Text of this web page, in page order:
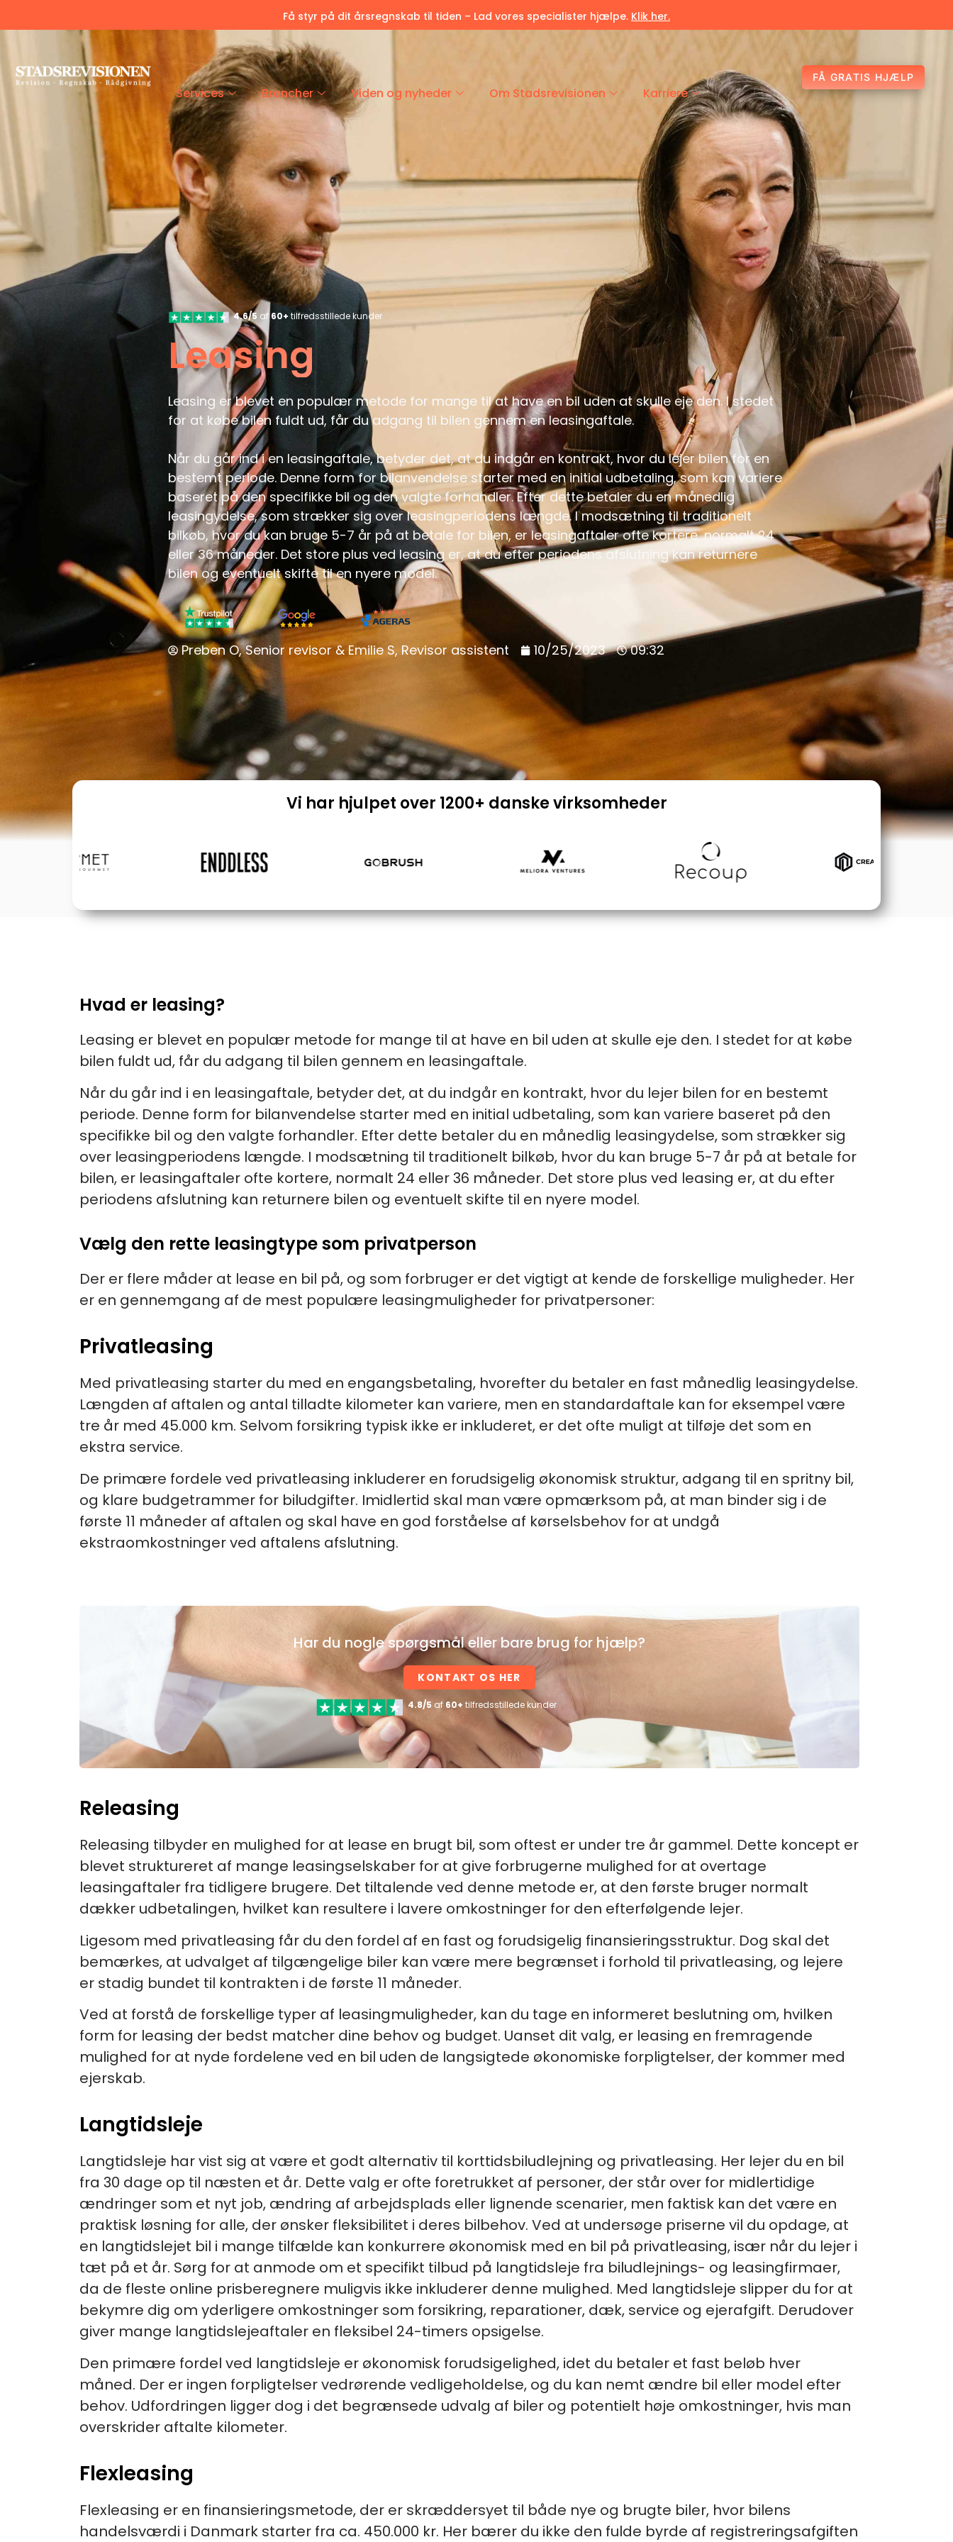
Få styr på dit årsregnskab til tiden – Lad vores specialister hjælpe. Klik her.
Services Brancher Viden og nyheder Om Stadsrevisionen Karriere
FÅ GRATIS HJÆLP
4.6/5 af60+ tilfredsstillede kunder
Leasing
Leasing er blevet en populær metode for mange til at have en bil uden at skulle eje den. I stedet
for at købe bilen fuldt ud, får du adgang til bilen gennem en leasingaftale.
Når du går ind i en leasingaftale, betyder det, at du indgår en kontrakt, hvor du lejer bilen for en
bestemt periode. Denne form for bilanvendelse starter med en initial udbetaling, som kan variere
baseret på den specifikke bil og den valgte forhandler. Efter dette betaler du en månedlig
leasingydelse, som strækker sig over leasingperiodens længde. I modsætning til traditionelt
bilkøb, hvor du kan bruge 5-7 år på at betale for bilen, er leasingaftaler ofte kortere, normalt 24
eller 36 måneder. Det store plus ved leasing er, at du efter periodens afslutning kan returnere
bilen og eventuelt skifte til en nyere model.
Preben O, Senior revisor & Emilie S, Revisor assistent 10/25/2023 09:32
Vi har hjulpet over 1200+ danske virksomheder
Hvad er leasing?
Leasing er blevet en populær metode for mange til at have en bil uden at skulle eje den. I stedet for at købe
bilen fuldt ud, får du adgang til bilen gennem en leasingaftale.
Når du går ind i en leasingaftale, betyder det, at du indgår en kontrakt, hvor du lejer bilen for en bestemt
periode. Denne form for bilanvendelse starter med en initial udbetaling, som kan variere baseret på den
specifikke bil og den valgte forhandler. Efter dette betaler du en månedlig leasingydelse, som strækker sig
over leasingperiodens længde. I modsætning til traditionelt bilkøb, hvor du kan bruge 5-7 år på at betale for
bilen, er leasingaftaler ofte kortere, normalt 24 eller 36 måneder. Det store plus ved leasing er, at du efter
periodens afslutning kan returnere bilen og eventuelt skifte til en nyere model.
Vælg den rette leasingtype som privatperson
Der er flere måder at lease en bil på, og som forbruger er det vigtigt at kende de forskellige muligheder. Her
er en gennemgang af de mest populære leasingmuligheder for privatpersoner:
Privatleasing
Med privatleasing starter du med en engangsbetaling, hvorefter du betaler en fast månedlig leasingydelse.
Længden af aftalen og antal tilladte kilometer kan variere, men en standardaftale kan for eksempel være
tre år med 45.000 km. Selvom forsikring typisk ikke er inkluderet, er det ofte muligt at tilføje det som en
ekstra service.
De primære fordele ved privatleasing inkluderer en forudsigelig økonomisk struktur, adgang til en spritny bil,
og klare budgetrammer for biludgifter. Imidlertid skal man være opmærksom på, at man binder sig i de
første 11 måneder af aftalen og skal have en god forståelse af kørselsbehov for at undgå
ekstraomkostninger ved aftalens afslutning.
Har du nogle spørgsmål eller bare brug for hjælp?
KONTAKT OS HER
4.8/5 af 60+ tilfredsstillede kunder
Releasing
Releasing tilbyder en mulighed for at lease en brugt bil, som oftest er under tre år gammel. Dette koncept er
blevet struktureret af mange leasingselskaber for at give forbrugerne mulighed for at overtage
leasingaftaler fra tidligere brugere. Det tiltalende ved denne metode er, at den første bruger normalt
dækker udbetalingen, hvilket kan resultere i lavere omkostninger for den efterfølgende lejer.
Ligesom med privatleasing får du den fordel af en fast og forudsigelig finansieringsstruktur. Dog skal det
bemærkes, at udvalget af tilgængelige biler kan være mere begrænset i forhold til privatleasing, og lejere
er stadig bundet til kontrakten i de første 11 måneder.
Ved at forstå de forskellige typer af leasingmuligheder, kan du tage en informeret beslutning om, hvilken
form for leasing der bedst matcher dine behov og budget. Uanset dit valg, er leasing en fremragende
mulighed for at nyde fordelene ved en bil uden de langsigtede økonomiske forpligtelser, der kommer med
ejerskab.
Langtidsleje
Langtidsleje har vist sig at være et godt alternativ til korttidsbiludlejning og privatleasing. Her lejer du en bil
fra 30 dage op til næsten et år. Dette valg er ofte foretrukket af personer, der står over for midlertidige
ændringer som et nyt job, ændring af arbejdsplads eller lignende scenarier, men faktisk kan det være en
praktisk løsning for alle, der ønsker fleksibilitet i deres bilbehov. Ved at undersøge priserne vil du opdage, at
en langtidslejet bil i mange tilfælde kan konkurrere økonomisk med en bil på privatleasing, især når du lejer i
tæt på et år. Sørg for at anmode om et specifikt tilbud på langtidsleje fra biludlejnings- og leasingfirmaer,
da de fleste online prisberegnere muligvis ikke inkluderer denne mulighed. Med langtidsleje slipper du for at
bekymre dig om yderligere omkostninger som forsikring, reparationer, dæk, service og ejerafgift. Derudover
giver mange langtidslejeaftaler en fleksibel 24-timers opsigelse.
Den primære fordel ved langtidsleje er økonomisk forudsigelighed, idet du betaler et fast beløb hver
måned. Der er ingen forpligtelser vedrørende vedligeholdelse, og du kan nemt ændre bil eller model efter
behov. Udfordringen ligger dog i det begrænsede udvalg af biler og potentielt høje omkostninger, hvis man
overskrider aftalte kilometer.
Flexleasing
Flexleasing er en finansieringsmetode, der er skræddersyet til både nye og brugte biler, hvor bilens
handelsværdi i Danmark starter fra ca. 450.000 kr. Her bærer du ikke den fulde byrde af registreringsafgiften